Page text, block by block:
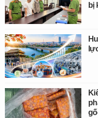
bị